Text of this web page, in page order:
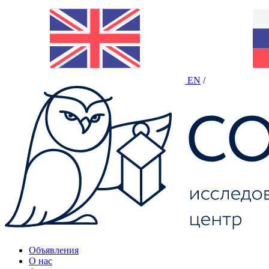
EN /
Объявления
О нас